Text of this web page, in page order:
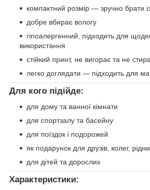
компактний розмір — зручно брати
добре вбирає вологу
гіпоалергенний, підходить для
використання
стійкий принт, не вигорає та не
легко доглядати — підходить для
Для кого підійде:
для дому та ванної кімнати
для спортзалу та басейну
для поїздок і подорожей
як подарунок для друзів, колег,
для дітей та дорослих
Характеристики: